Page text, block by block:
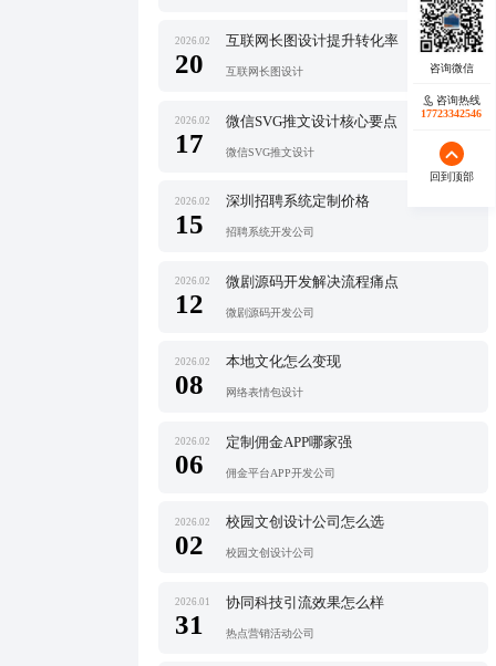
2026.02
20
互联网长图设计提升转化率
互联网长图设计
2026.02
17
微信SVG推文设计核心要点
微信SVG推文设计
2026.02
15
深圳招聘系统定制价格
招聘系统开发公司
2026.02
12
微剧源码开发解决流程痛点
微剧源码开发公司
2026.02
08
本地文化怎么变现
网络表情包设计
2026.02
06
定制佣金APP哪家强
佣金平台APP开发公司
2026.02
02
校园文创设计公司怎么选
校园文创设计公司
2026.01
31
协同科技引流效果怎么样
热点营销活动公司
咨询热线
17723342546
回到顶部